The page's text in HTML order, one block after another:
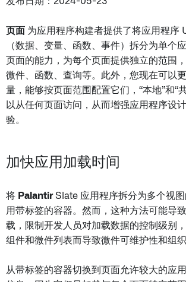
页面 为应用程序构建者提供了将应用程序
（数据、变量、函数、事件）拆分为单个
页面的能力，为每个页面提供独立的范围
微件、函数、查询等。此外，您现在可以
量，能够按页面范围配置它们，“本地”和“
以从任何页面访问，从而增强应用程序设
验。
加快应用加载时间
将 PalantirSlate 应用程序拆分为多个视
用带标签的容器。然而，这种方法可能导
载，限制开发人员对加载数据的控制级别
组件和微件列表而导致微件可维护性和组织
从带标签的容器切换到页面允许较大的应